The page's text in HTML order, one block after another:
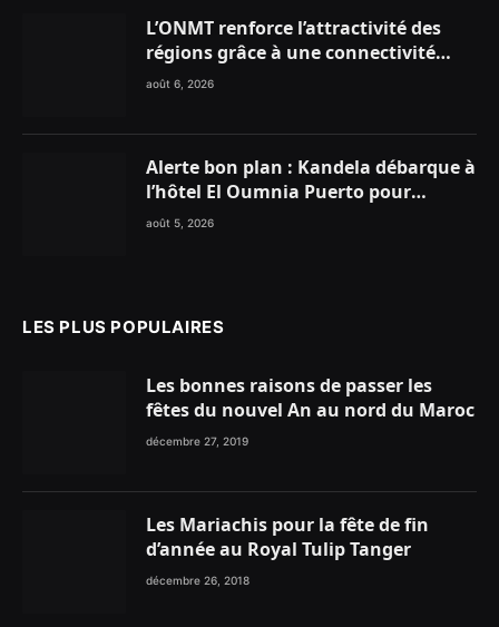
L’ONMT renforce l’attractivité des
régions grâce à une connectivité
aérienne historique de Ryanair
août 6, 2026
Alerte bon plan : Kandela débarque à
l’hôtel El Oumnia Puerto pour
enflammer le Chiringuito Malibu
août 5, 2026
LES PLUS POPULAIRES
Les bonnes raisons de passer les
fêtes du nouvel An au nord du Maroc
décembre 27, 2019
Les Mariachis pour la fête de fin
d’année au Royal Tulip Tanger
décembre 26, 2018